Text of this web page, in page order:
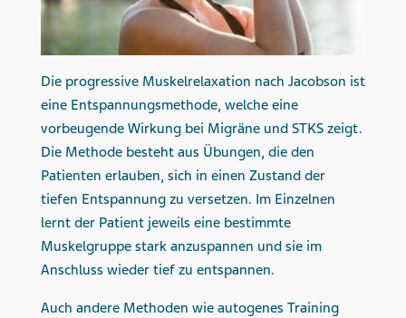
Die progressive Muskelrelaxation nach Jacobson ist
eine Entspannungsmethode, welche eine
vorbeugende Wirkung bei Migräne und STKS zeigt.
Die Methode besteht aus Übungen, die den
Patienten erlauben, sich in einen Zustand der
tiefen Entspannung zu versetzen. Im Einzelnen
lernt der Patient jeweils eine bestimmte
Muskelgruppe stark anzuspannen und sie im
Anschluss wieder tief zu entspannen.
Auch andere Methoden wie autogenes Training